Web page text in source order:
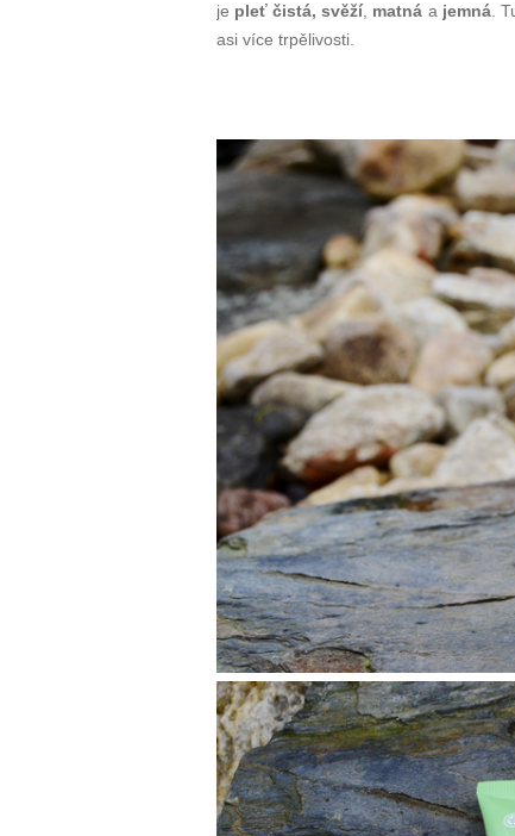
je pleť čistá, svěží matná a jemná.
asi více trpělivosti.